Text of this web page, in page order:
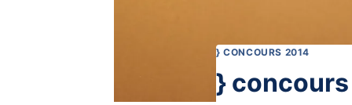
} CONCOURS 2014
} concours